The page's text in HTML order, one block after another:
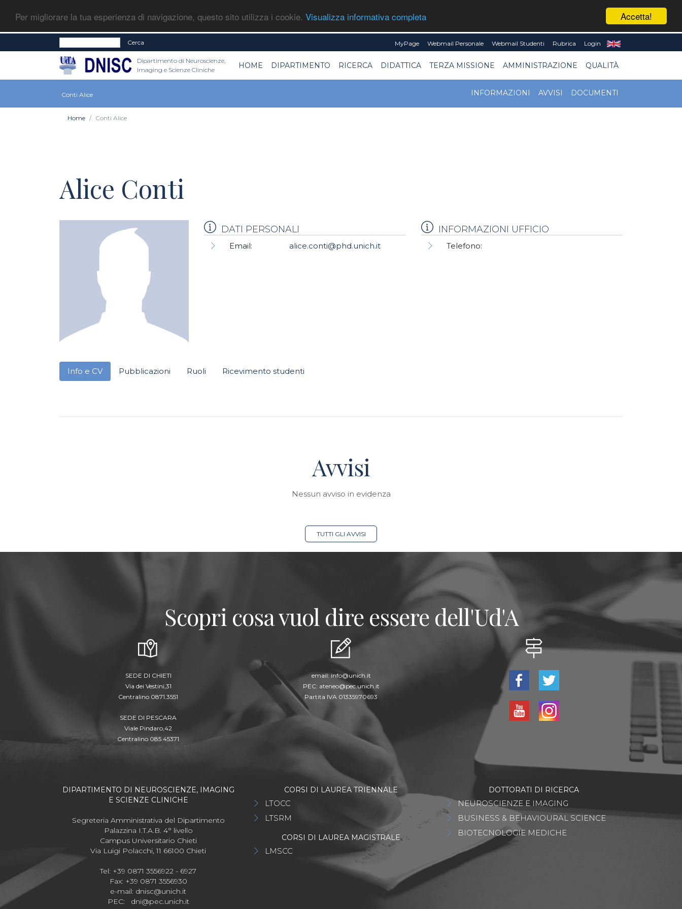
Accetta!
Per migliorare la tua esperienza di navigazione, questo sito utilizza i cookie. Visualizza informativa completa
Cerca MyPage Webmail Personale Webmail Studenti Rubrica Login
Dipartimento di Neuroscienze,
Imaging e Scienze Cliniche
HOME DIPARTIMENTO RICERCA DIDATTICA TERZA MISSIONE AMMINISTRAZIONE QUALITÀ
Conti Alice INFORMAZIONI AVVISI DOCUMENTI
Home Conti Alice
Alice Conti
DATI PERSONALI
Email: alice.conti@phd.unich.it
INFORMAZIONI UFFICIO
Telefono:
Info e CV Pubblicazioni Ruoli Ricevimento studenti
Avvisi
Nessun avviso in evidenza
TUTTI GLI AVVISI
Scopri cosa vuol dire essere dell'Ud'A
SEDE DI CHIETI
Via dei Vestini,31
Centralino 0871.3551
SEDE DI PESCARA
Viale Pindaro,42
Centralino 085.45371
email:info@unich.it
PEC: ateneo@pec.unich.it
Partita IVA 01335970693
DIPARTIMENTO DI NEUROSCIENZE, IMAGING
E SCIENZE CLINICHE
Segreteria Amministrativa del Dipartimento
Palazzina I.T.A.B. 4° livello
Campus Universitario Chieti
Via Luigi Polacchi, 11 66100 Chieti
Tel: +39 0871 3556922 - 6927
Fax: +39 0871 3556930
e-mail: dnisc@unich.it
PEC: dni@pec.unich.it
CORSI DI LAUREA TRIENNALE
LTOCC
LTSRM
CORSI DI LAUREA MAGISTRALE
LMSCC
DOTTORATI DI RICERCA
NEUROSCIENZE E IMAGING
BUSINESS & BEHAVIOURAL SCIENCE
BIOTECNOLOGIE MEDICHE